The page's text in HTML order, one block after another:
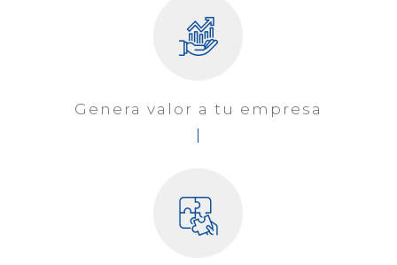
Genera valor a tu empresa